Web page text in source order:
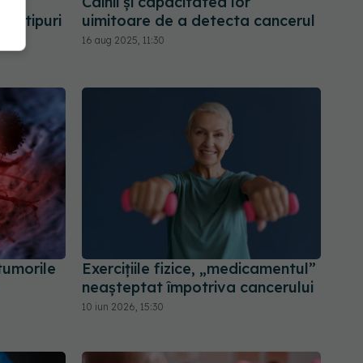
tipuri
uimitoare de a detecta cancerul
16 aug 2025, 11:30
Exercițiile fizice, „medicamentul”
neașteptat împotriva cancerului
10 iun 2026, 15:30